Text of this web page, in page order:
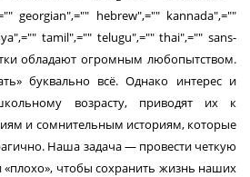
georgian",="" hebrew",="" kannada",=""
tamil",="" telugu",="" thai",="" sans-
обладают огромным любопытством.
буквально всё. Однако интерес и
возрасту, приводят их к
и сомнительным историям, которые
Наша задача ― провести четкую
чтобы сохранить жизнь наших